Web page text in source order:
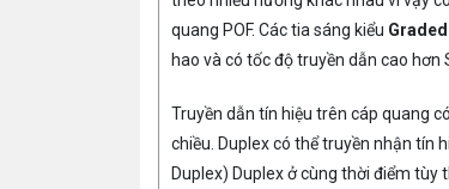
quang POF. Các tia sáng kiểu
hao và có tốc độ truyền dẫn cao hơn
Truyền dẫn tín hiệu trên cáp quang
chiều. Duplex có thể truyền nhận tín
Duplex) Duplex ở cùng thời điểm tùy